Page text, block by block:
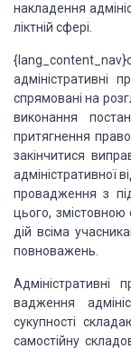
накладення
ліктній сфері.
адміністративні
спрямовані на
виконання
притягнення
закінчитися
адміністративної
провадження з
цього,
дій всіма
повноважень.
вадження
сукуп­ності
самостій­ну